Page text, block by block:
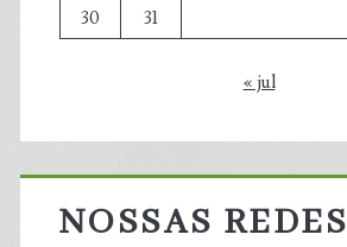
30
31
« jul
NOSSAS REDES